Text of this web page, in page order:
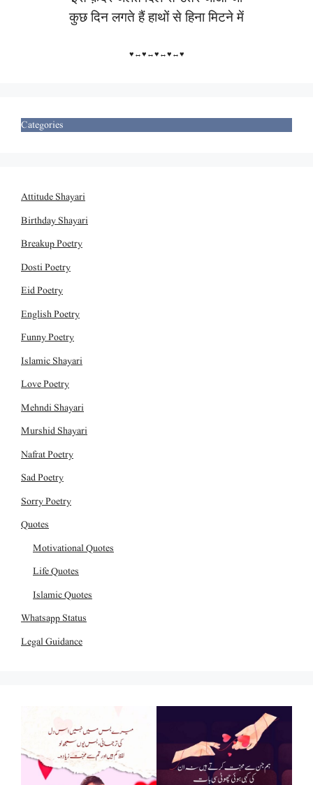
कुछ दिन लगते हैं हाथों से हिना मिटने में
♥↔♥↔♥↔♥↔♥
Categories
Attitude Shayari
Birthday Shayari
Breakup Poetry
Dosti Poetry
Eid Poetry
English Poetry
Funny Poetry
Islamic Shayari
Love Poetry
Mehndi Shayari
Murshid Shayari
Nafrat Poetry
Sad Poetry
Sorry Poetry
Quotes
Motivational Quotes
Life Quotes
Islamic Quotes
Whatsapp Status
Legal Guidance